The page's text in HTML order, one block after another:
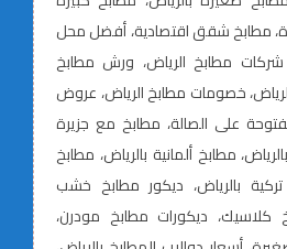
مطابخ شقق اقتصادية، أفضل محل
شركات مطابخ الرياض، ورش مطابخ
خصومات مطابخ الرياض، عروض
على الصالة، مطابخ مع جزيرة
مطابخ ألمانية بالرياض، مطابخ
تركية بالرياض، ديكور مطابخ خشب
كلاسيك، ديكورات مطابخ مودرن،